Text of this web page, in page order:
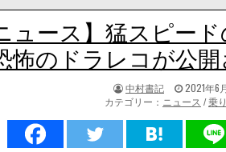
ュース】猛スピー
怖のドラレコが公開
著
者:
中村書記
掲
載
日：
2021年6
カテゴリー： ニュース /乗